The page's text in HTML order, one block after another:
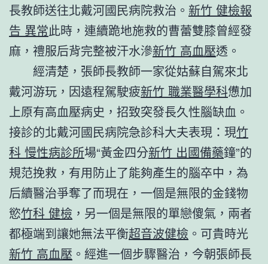
長教師送往北戴河國民病院救治。 新竹 健檢報
告 異常此時，連續跪地施救的曹蕾雙膝曾經發
麻，禮服后背完整被汗水滲新竹 高血壓透。
經清楚，張師長教師一家從姑蘇自駕來北
戴河游玩，因遠程駕駛疲新竹 職業醫學科憊加
上原有高血壓病史，招致突發長久性腦缺血。
接診的北戴河國民病院急診科大夫表現：現竹
科 慢性病診所場“黃金四分新竹 出國備藥鐘”的
規范挽救，有用防止了能夠產生的腦卒中，為
后續醫治爭奪了而現在，一個是無限的金錢物
慾竹科 健檢 ，另一個是無限的單戀傻氣，兩者
都極端到讓她無法平衡超音波健檢 。可貴時光
新竹 高血壓 。經進一個步驟醫治，今朝張師長